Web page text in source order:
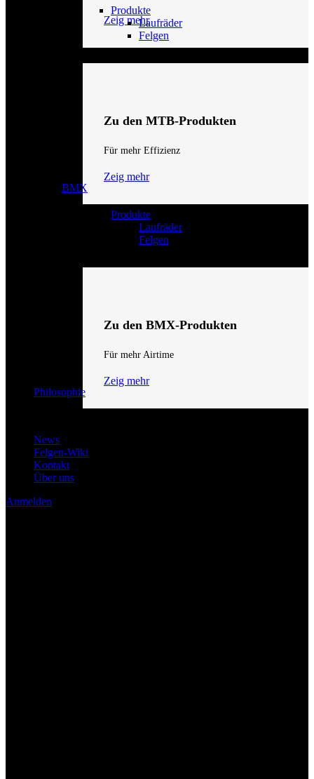
Zeig mehr
Produkte
Laufräder
Felgen
Zu den MTB-Produkten
Für mehr Effizienz
Zeig mehr
BMX
Produkte
Laufräder
Felgen
Zu den BMX-Produkten
Für mehr Airtime
Zeig mehr
Philosophie
News
Felgen-Wiki
Kontakt
Über uns
Anmelden